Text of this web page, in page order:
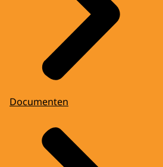
Documenten